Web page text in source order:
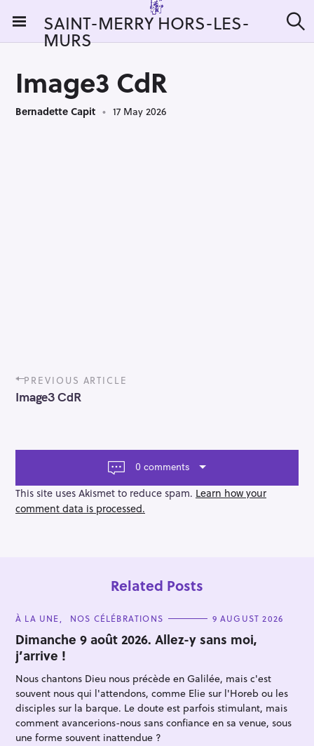
i
SAINT-MERRY HORS-LES-
MURS e
Image3 CdR
Bernadette Capit 17 May 2026
P
o
s
a
g
a
t
PREVIOUS ARTICLE
Image3 CdR
0 comments
This site uses Akismet to reduce spam. Learn how your
comment data is processed.
Related Posts
C
T
E
G
O
R
I
E
S
À LA UNE NOS CÉLÉBRATIONS 9 AUGUST 2026
Dimanche 9 août 2026. Allez-y sans moi,
j’arrive !
Nous chantons Dieu nous précède en Galilée, mais c'est
souvent nous qui l'attendons, comme Elie sur l'Horeb ou les
disciples sur la barque. Le doute est parfois stimulant, mais
comment avancerions-nous sans confiance en sa venue, sous
une forme souvent inattendue ?